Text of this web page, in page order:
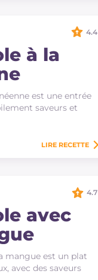
à la
est une entrée
saveurs et
4.4
LIRE RECETTE
avec
mangue est un plat
avec des saveurs
4.7